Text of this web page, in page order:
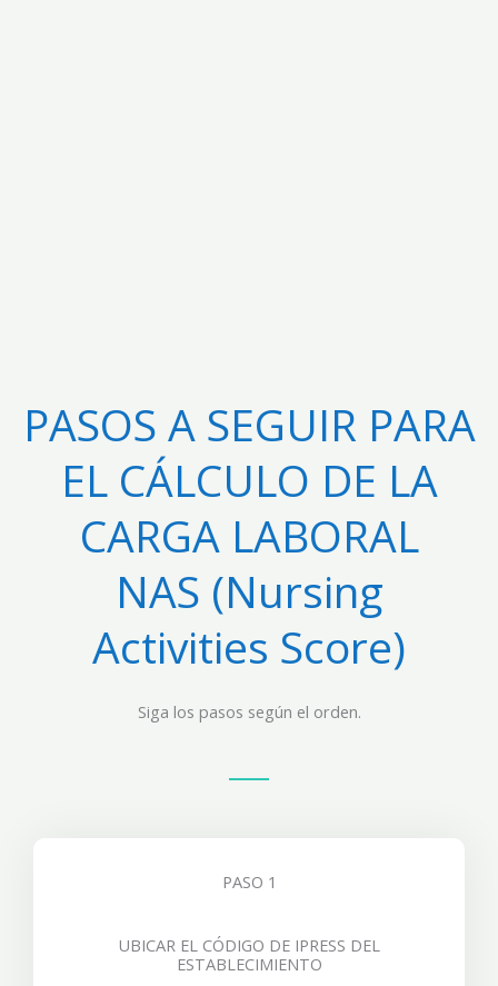
PASOS A SEGUIR PARA
EL CÁLCULO DE LA
CARGA LABORAL
NAS (Nursing
Activities Score)
Siga los pasos según el orden.
PASO 1
UBICAR EL CÓDIGO DE IPRESS DEL
ESTABLECIMIENTO